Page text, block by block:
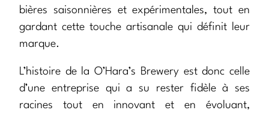
bières saisonnières et expérimentales, tout en
gardant cette touche artisanale qui définit leur
marque.
L’histoire de la O’Hara’s Brewery est donc celle
d’une entreprise qui a su rester fidèle à ses
racines tout en innovant et en évoluant,